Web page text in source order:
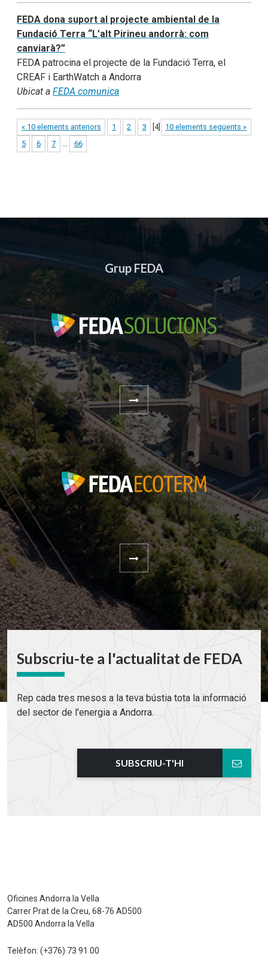
FEDA dona suport al projecte ambiental de la
Fundació Terra “L’alt Pirineu andorrà: com
canviarà?”
FEDA patrocina el projecte de la Fundació Terra, el
CREAF i EarthWatch a Andorra
Ubicat a FEDA comunica
« 10 elements anteriors 10 elements següents »
1 2 3 [4]
5
6 7 ... 66
Grup FEDA
Subscriu-te a l'actualitat de FEDA
Rep cada tres mesos a la teva bústia tota la informació
del sector de l'energia a Andorra.
SUBSCRIU-T'HI
Oficines Andorra la Vella
Carrer Prat de la Creu, 68-76 AD500
AD500 Andorra la Vella
Telèfon: (+376) 73 91 00